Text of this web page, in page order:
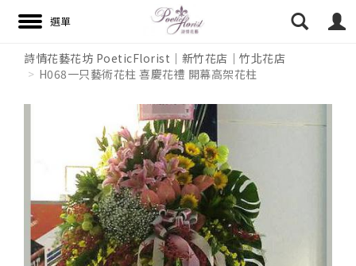
詩情花藝花坊 PoeticFlorist｜新竹花店｜竹北花店
H068一只藝術花柱 喜慶花禮 開幕高架花柱